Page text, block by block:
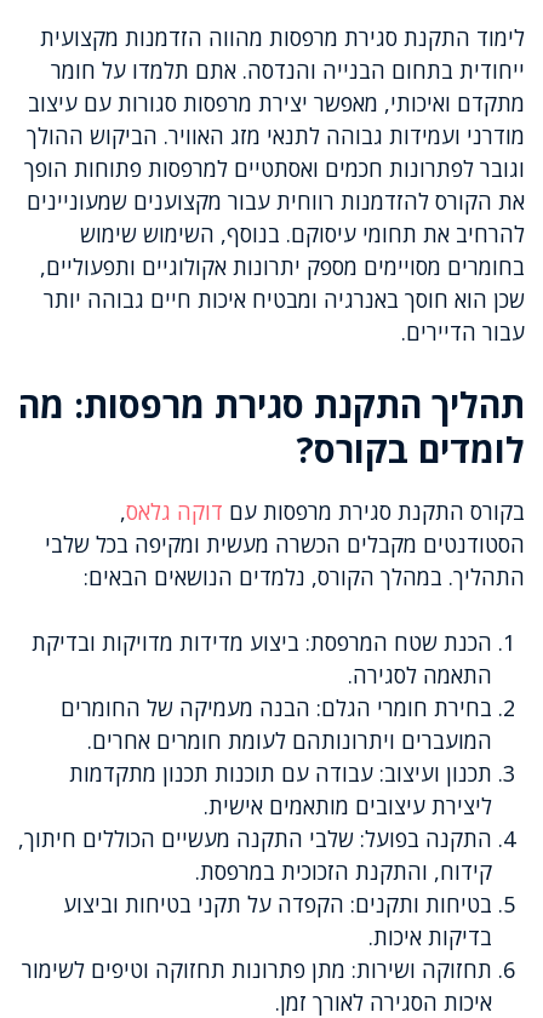
לימוד התקנת סגירת מרפסות מהווה הזדמנות מקצועית
ייחודית בתחום הבנייה והנדסה. אתם תלמדו על חומר
מתקדם ואיכותי, מאפשר יצירת מרפסות סגורות עם עיצוב
מודרני ועמידות גבוהה לתנאי מזג האוויר. הביקוש ההולך
וגובר לפתרונות חכמים ואסתטיים למרפסות פתוחות הופך
את הקורס להזדמנות רווחית עבור מקצוענים שמעוניינים
להרחיב את תחומי עיסוקם. בנוסף, השימוש שימוש
בחומרים מסויימים מספק יתרונות אקולוגיים ותפעוליים,
שכן הוא חוסך באנרגיה ומבטיח איכות חיים גבוהה יותר
עבור הדיירים.
תהליך התקנת סגירת מרפסות: מה
לומדים בקורס?
בקורס התקנת סגירת מרפסות עם דוקה גלאס,
הסטודנטים מקבלים הכשרה מעשית ומקיפה בכל שלבי
התהליך. במהלך הקורס, נלמדים הנושאים הבאים:
הכנת שטח המרפסת: ביצוע מדידות מדויקות ובדיקת
התאמה לסגירה.
בחירת חומרי הגלם: הבנה מעמיקה של החומרים
המועברים ויתרונותהם לעומת חומרים אחרים.
תכנון ועיצוב: עבודה עם תוכנות תכנון מתקדמות
ליצירת עיצובים מותאמים אישית.
התקנה בפועל: שלבי התקנה מעשיים הכוללים חיתוך,
קידוח, והתקנת הזכוכית במרפסת.
בטיחות ותקנים: הקפדה על תקני בטיחות וביצוע
בדיקות איכות.
תחזוקה ושירות: מתן פתרונות תחזוקה וטיפים לשימור
איכות הסגירה לאורך זמן.